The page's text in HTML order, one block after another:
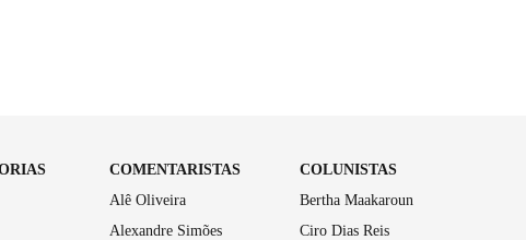
COMENTARISTAS
Alê Oliveira
Alexandre Simões
COLUNISTAS
Bertha Maakaroun
Ciro Dias Reis